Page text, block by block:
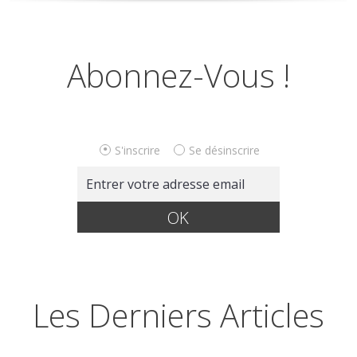
Abonnez-Vous !
S'inscrire Se désinscrire
Les Derniers Articles